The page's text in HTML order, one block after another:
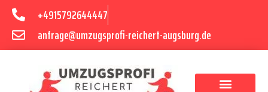
+4915792644447
anfrage@umzugsprofi-reichert-augsburg.de